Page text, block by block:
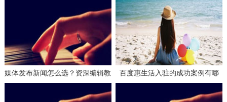
实现品效合一？
媒体发布新闻怎么选？资深编辑教
你选平台！
百度惠生活入驻的成功案例有哪
些？学习这些经验避免失误！